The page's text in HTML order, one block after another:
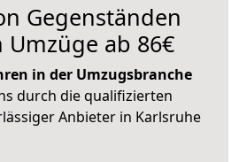
Gegenständen
ab 86€
in der Umzugsbranche
durch die qualifizierten
Anbieter in Karlsruhe